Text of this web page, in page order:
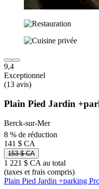
9,4
Exceptionnel
(13 avis)
Plain Pied Jardin
Berck-sur-Mer
8 % de réduction
141 $ CA
153 $ CA
1 221 $ CA au total
(taxes et frais compris)
Plain Pied Jardin +parking